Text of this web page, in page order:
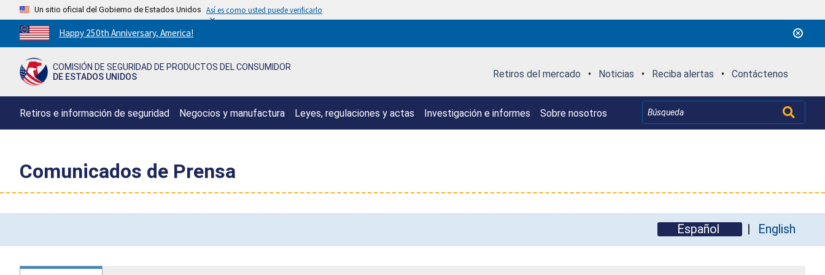
Un sitio oficial del Gobierno de Estados Unidos Así es como usted puede verificarlo
Countdown
to
America's
250th
Happy 250th Anniversary, America!
COMISIÓN DE SEGURIDAD DE PRODUCTOS DEL CONSUMIDOR
DE ESTADOS UNIDOS
Retiros del mercado • Noticias • Reciba alertas • Contáctenos
Retiros e información de seguridad Negocios y manufactura Leyes, regulaciones y actas Investigación e informes Sobre nosotros
Comunicados de Prensa
Español English